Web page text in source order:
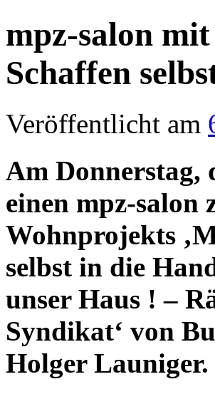
mpz-salon
Schaffen
Veröffentlicht am
Am Donnerstag,
einen mpz-salon
Wohnprojekts
selbst in die
unser Haus ! –
Syndikat‘ von
Holger Launiger.